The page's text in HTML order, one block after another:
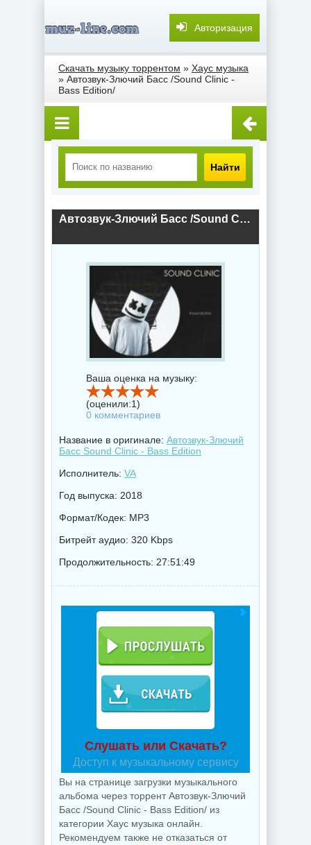
Авторизация
Скачать музыку торрентом » Хаус музыка
» Автозвук-Злючий Басс /Sound Clinic -
Bass Edition/
Найти
Автозвук-Злючий Басс /Sound Clinic - Bass Edition/ (2018) скачать торрент
Ваша оценка на музыку:
(оценили:1)
0 комментариев
Название в оригинале: Автозвук-Злючий
Басс Sound Clinic - Bass Edition
Исполнитель: VA
Год выпуска: 2018
Формат/Кодек: MP3
Битрейт аудио: 320 Kbps
Продолжительность: 27:51:49
Слушать или Скачать?
Доступ к музыкальному сервису
Вы на странице загрузки музыкального
альбома через торрент Автозвук-Злючий
Басс /Sound Clinic - Bass Edition/ из
категории Хаус музыка онлайн.
Рекомендуем также не отказаться от